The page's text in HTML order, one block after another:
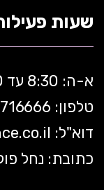
שעות
א-ה: 8:30 עד 16:30
טלפון: 050-5 716666
דוא"ל:
כתובת: נחל פולג 1, יבנה,